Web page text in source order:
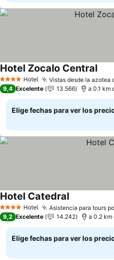
4 EstrellasHotel Vistas desde la azotea
Hotel Zocalo Central
9,4 Excelente 13.566 a 0.1 km
Elige fechas para ver los
4 EstrellasHotel Asistencia para tours
Hotel Catedral
9,2 Excelente 14.242 a 0.2 km
Elige fechas para ver los